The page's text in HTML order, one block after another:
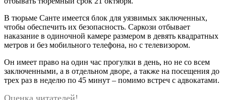
В тюрьме Санте имеется блок для уязвимых заключенных,
чтобы обеспечить их безопасность. Саркози отбывает
наказание в одиночной камере размером в девять квадратных
метров и без мобильного телефона, но с телевизором.
Он имеет право на один час прогулки в день, но не со всем
заключенными, а в отдельном дворе, а также на посещения до
трех раз в неделю по 45 минут – помимо встреч с адвокатами.